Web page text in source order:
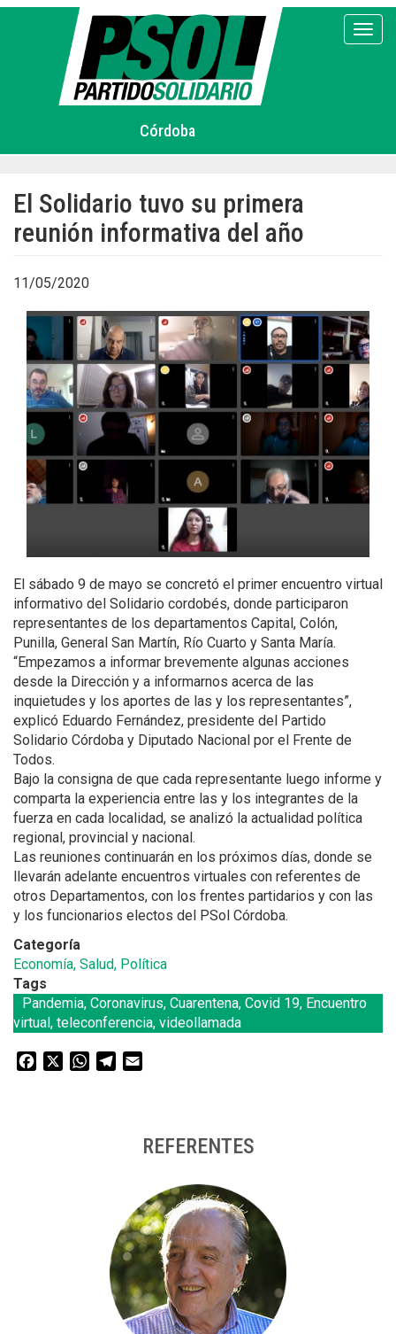
Pasar
Córdoba
El Solidario tuvo su primera
reunión informativa del año
11/05/2020
El sábado 9 de mayo se concretó el primer encuentro virtual
informativo del Solidario cordobés, donde participaron
representantes de los departamentos Capital, Colón,
Punilla, General San Martín, Río Cuarto y Santa María.
“Empezamos a informar brevemente algunas acciones
desde la Dirección y a informarnos acerca de las
inquietudes y los aportes de las y los representantes”,
explicó Eduardo Fernández, presidente del Partido
Solidario Córdoba y Diputado Nacional por el Frente de
Todos.
Bajo la consigna de que cada representante luego informe y
comparta la experiencia entre las y los integrantes de la
fuerza en cada localidad, se analizó la actualidad política
regional, provincial y nacional.
Las reuniones continuarán en los próximos días, donde se
llevarán adelante encuentros virtuales con referentes de
otros Departamentos, con los frentes partidarios y con las
y los funcionarios electos del PSol Córdoba.
Categoría
Economía, Salud, Política
Tags
Pandemia, Coronavirus, Cuarentena, Covid 19, Encuentro
virtual, teleconferencia, videollamada
Facebook WhatsAppTelegram
REFERENTES